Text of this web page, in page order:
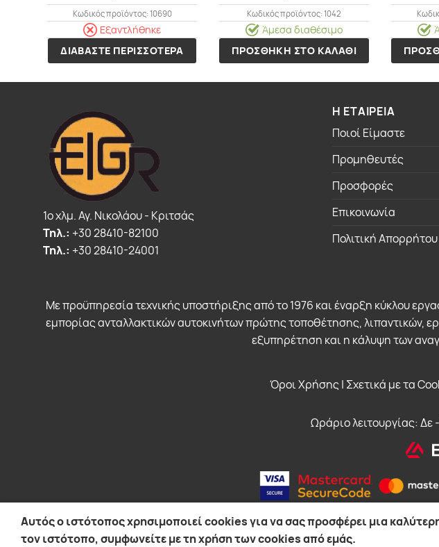
Κωδικός προϊόντος: 10690
Εξαντλήθηκε
ΔΙΑΒΑΣΤΕ ΠΕΡΙΣΣΟΤΕΡΑ
Κωδικός προϊόντος: 1042
Άμεσα διαθέσιμο
ΠΡΟΣΘΗΚΗ ΣΤΟ ΚΑΛΑΘΙ
1o χλμ. Αγ. Νικολάου - Κριτσάς
Τηλ.: +30 28410-82100
Τηλ.: +30 28410-24001
Η ΕΤΑΙΡΕΙΑ
Ποιοί Είμαστε
Προμηθευτές
Προσφορές
Επικοινωνία
Πολιτική Απορρήτου
Με προϋπηρεσία τεχνικής υποστήριξης από το 1976 και έναρξη κύκλου
εμπορίας ανταλλακτικών αυτοκινήτων πρώτης τοποθέτησης, λιπαντικών,
εξυπηρέτηση και η κάλυψη των
Όροι Χρήσης | Σχετικά με τα
Ωράριο λειτουργίας:
© 2026 EUROIAPONIKI GROUP
Αυτός ο ιστότοπος χρησιμοποιεί cookies για να σας προσφέρει μια
τον ιστότοπο, συμφωνείτε με τη χρήση των cookies από εμάς.